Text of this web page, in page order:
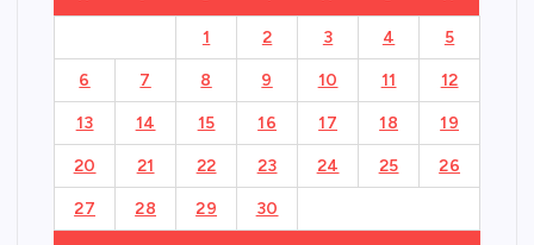
1 2 3 4 5
6 7 8 9 10 11 12
13 14 15 16 17 18 19
20 21 22 23 24 25 26
27 28 29 30